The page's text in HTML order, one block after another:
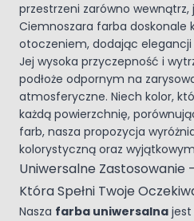
przestrzeni zarówno wewnątrz,
Ciemnoszara farba doskonale
otoczeniem, dodając
Jej wysoka przyczepność i
podłoże odpornym na
atmosferyczne. Niech kolor,
każdą powierzchnię,
farb, nasza propozycja
kolorystyczną oraz
Uniwersalne Zastosowanie
Która Spełni Twoje
Nasza farba uniwersalna